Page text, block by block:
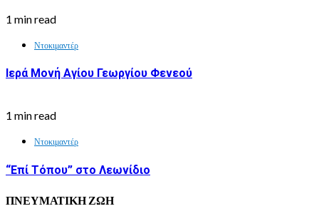
1 min read
Ντοκιμαντέρ
Ιερά Μονή Αγίου Γεωργίου Φενεού
1 min read
Ντοκιμαντέρ
“Επί Τόπου” στο Λεωνίδιο
ΠΝΕΥΜΑΤΙΚΗ ΖΩΗ